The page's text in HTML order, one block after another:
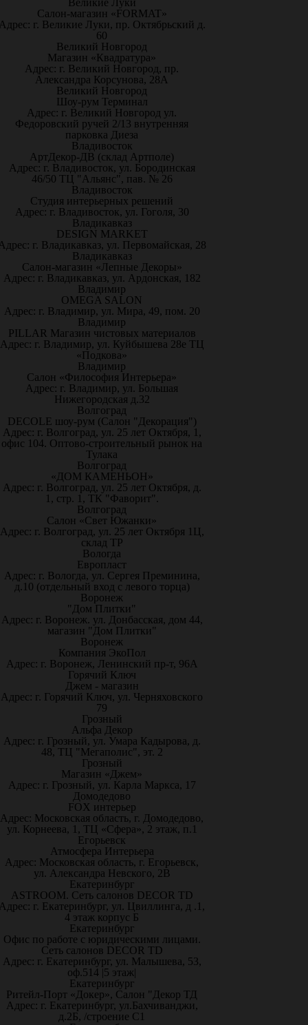
Великие Луки
Салон-магазин «FORMAT»
г. Великие Луки, пр. Октябрьский д.
60
Великий Новгород
Магазин «Квадратура»
Адрес: г. Великий Новгород, пр.
Александра Корсунова, 28А
Великий Новгород
Шоу-рум Терминал
Адрес: г. Великий Новгород ул.
Федоровский ручей 2/13 внутренняя
парковка Диеза
Владивосток
АртДекор-ДВ (склад Артполе)
Адрес: г. Владивосток, ул. Бородинская
46/50 ТЦ "Альянс", пав. № 26
Владивосток
Студия интерьерных решений
Адрес: г. Владивосток, ул. Гоголя, 30
Владикавказ
DESIGN MARKET
г. Владикавказ, ул. Первомайская, 28
Владикавказ
Салон-магазин «Лепные Декоры»
Адрес: г. Владикавказ, ул. Ардонская, 182
Владимир
OMEGA SALON
Адрес: г. Владимир, ул. Мира, 49, пом. 20
Владимир
PILLAR Магазин чистовых материалов
Адрес: г. Владимир, ул. Куйбышева 28е ТЦ
«Подкова»
Владимир
Салон «Философия Интерьера»
Адрес: г. Владимир, ул. Большая
Нижегородская д.32
Волгоград
DECOLE шоу-рум (Салон "Декорация")
Адрес: г. Волгоград, ул. 25 лет Октября, 1,
офис 104. Оптово-строительный рынок на
Тулака
Волгоград
«ДОМ КАМЕНЬОН»
Адрес: г. Волгоград, ул. 25 лет Октября, д.
1, стр. 1, ТК "Фаворит".
Волгоград
Салон «Свет Южанки»
Адрес: г. Волгоград, ул. 25 лет Октября 1Ц,
склад ТР
Вологда
Европласт
Адрес: г. Вологда, ул. Сергея Преминина,
д.10 (отдельный вход с левого торца)
Воронеж
"Дом Плитки"
Адрес: г. Воронеж. ул. Донбасская, дом 44,
магазин "Дом Плитки"
Воронеж
Компания ЭкоПол
Адрес: г. Воронеж, Ленинский пр-т, 96А
Горячий Ключ
Джем - магазин
Адрес: г. Горячий Ключ, ул. Черняховского
79
Грозный
Альфа Декор
Адрес: г. Грозный, ул. Умара Кадырова, д.
48, ТЦ "Мегаполис", эт. 2
Грозный
Магазин «Джем»
Адрес: г. Грозный, ул. Карла Маркса, 17
Домодедово
FOX интерьер
Адрес: Московская область, г. Домодедово,
ул. Корнеева, 1, ТЦ «Сфера», 2 этаж, п.1
Егорьевск
Атмосфера Интерьера
Адрес: Московская область, г. Егорьевск,
ул. Александра Невского, 2В
Екатеринбург
ASTROOM. Сеть салонов DECOR TD
г. Екатеринбург, ул. Цвиллинга, д .1,
4 этаж корпус Б
Екатеринбург
Офис по работе с юридическими лицами.
Сеть салонов DECOR TD
Адрес: г. Екатеринбург, ул. Малышева, 53,
оф.514 |5 этаж|
Екатеринбург
Ритейл-Порт «Докер», Салон "Декор ТД
Адрес: г. Екатеринбург, ул.Бахчиванджи,
д.2Б, /строение С1